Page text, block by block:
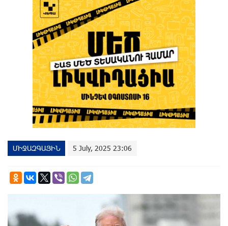
ՄԻՋԱԶԳԱՅԻՆ 5 July, 2025 23:06